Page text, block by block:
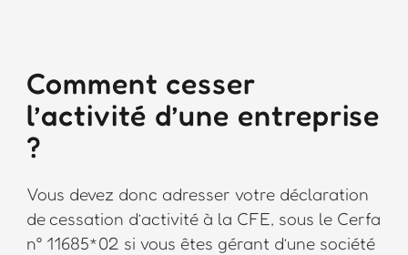
Comment cesser
l’activité d’une entreprise
?
Vous devez donc adresser votre déclaration
de cessation d’activité à la CFE, sous le Cerfa
n° 11685*02 si vous êtes gérant d’une société